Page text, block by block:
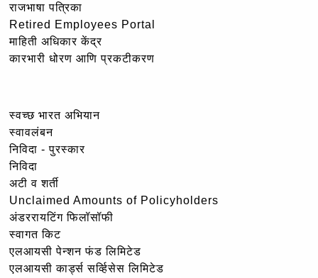
राजभाषा पत्रिका
Retired Employees Portal
माहिती अधिकार केंद्र
कारभारी धोरण आणि प्रकटीकरण
स्वच्छ भारत अभियान
स्वावलंबन
निविदा - पुरस्कार
निविदा
अटी व शर्ती
Unclaimed Amounts of Policyholders
अंडररायटिंग फिलॉसॉफी
स्वागत किट
एलआयसी पेन्शन फंड लिमिटेड
एलआयसी कार्ड्स सर्व्हिसेस लिमिटेड